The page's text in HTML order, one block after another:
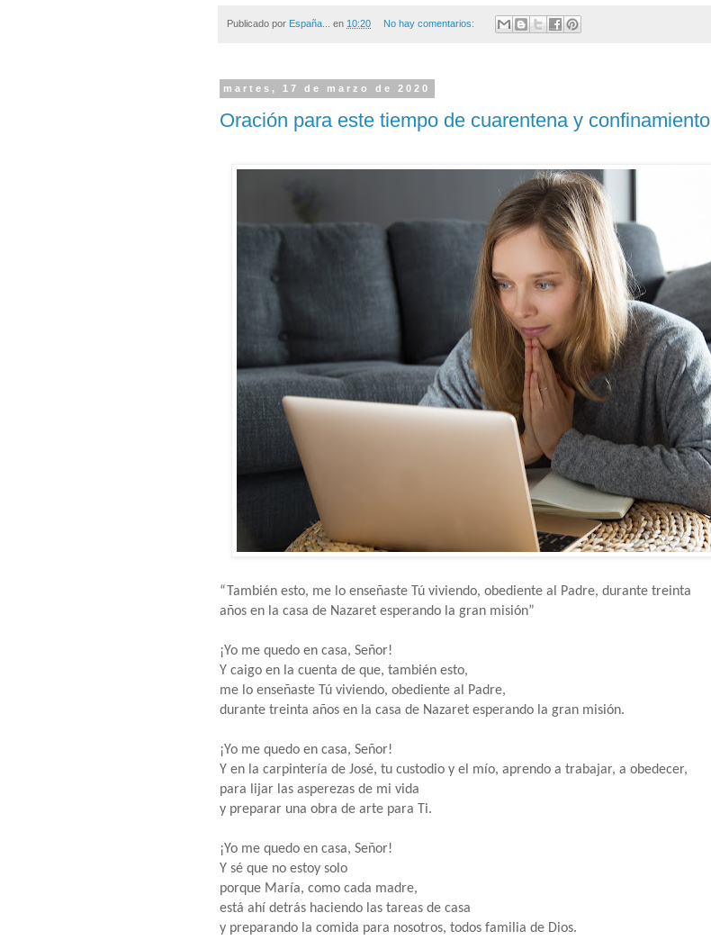
Publicado por España... en 10:20 No hay comentarios:
martes, 17 de marzo de 2020
Oración para este tiempo de cuarentena y confinamiento
“También esto, me lo enseñaste Tú viviendo, obediente al Padre, durante treinta
años en la casa de Nazaret esperando la gran misión”
¡Yo me quedo en casa, Señor!
Y caigo en la cuenta de que, también esto,
me lo enseñaste Tú viviendo, obediente al Padre,
durante treinta años en la casa de Nazaret esperando la gran misión.
¡Yo me quedo en casa, Señor!
Y en la carpintería de José, tu custodio y el mío, aprendo a trabajar, a obedecer,
para lijar las asperezas de mi vida
y preparar una obra de arte para Ti.
¡Yo me quedo en casa, Señor!
Y sé que no estoy solo
porque María, como cada madre,
está ahí detrás haciendo las tareas de casa
y preparando la comida para nosotros, todos familia de Dios.